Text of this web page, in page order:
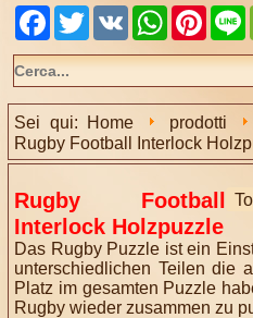
Facebook
TwitterVK WhatsApp
Sei qui: Home prodotti
Rugby Football Interlock
Rugby Football
Interlock Holzpuzzle
Das Rugby Puzzle ist ein
unterschiedlichen Teilen die
Platz im gesamten Puzzle
Rugby wieder zusammen zu